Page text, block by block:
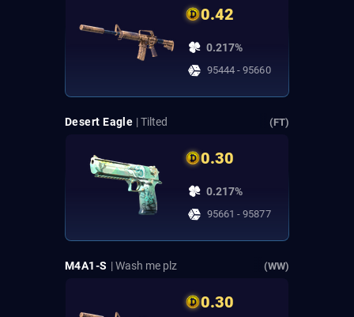
0.42
0.217%
95444 - 95660
Desert Eagle | Tilted (FT)
0.30
0.217%
95661 - 95877
M4A1-S | Wash me plz (WW)
0.30